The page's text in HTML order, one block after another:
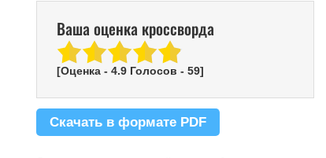
Ваша оценка кроссворда
[Оценка - 4.9Голосов - 59]
Скачать в формате PDF